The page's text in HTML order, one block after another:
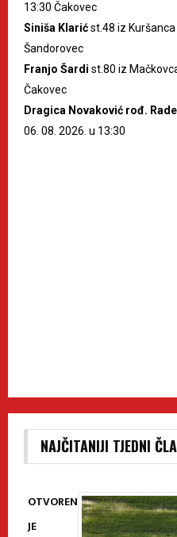
13:30 Čakovec
Siniša Klarićst.48 iz
Šandorovec
Franjo Šardi st.80 iz
Čakovec
Dragica Novaković rođ.
06. 08. 2026. u 13:30
NAJČITANIJI TJEDNI
OTVOREN
JE